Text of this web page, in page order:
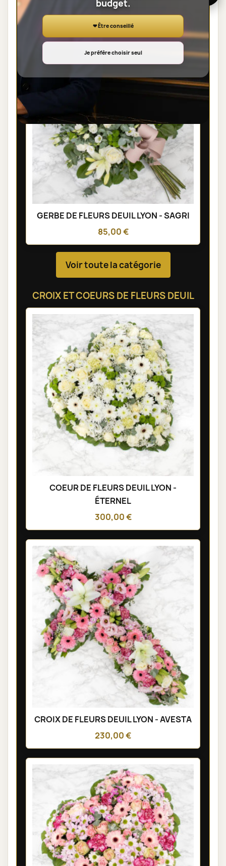
100,00 €
GERBE DE FLEURS DEUIL LYON - SAGRI
85,00 €
Voir toute la catégorie
CROIX ET COEURS DE FLEURS DEUIL
COEUR DE FLEURS DEUIL LYON -
ÉTERNEL
300,00 €
CROIX DE FLEURS DEUIL LYON - AVESTA
230,00 €
budget.
❤ Être conseillé
Je préfère choisir seul